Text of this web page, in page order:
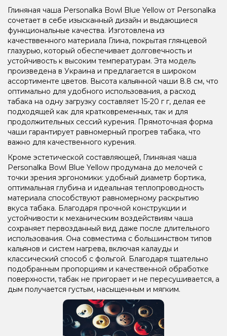
Глиняная чаша Personalka Bowl Blue Yellow от Personalka
сочетает в себе изысканный дизайн и выдающиеся
функциональные качества. Изготовлена из
качестввенного материала Глина, покрытая глянцевой
глазурью, который обеспечивает долговечность и
устойчивость к высоким температурам. Эта модель
произведена в Украина и предлагается в широком
ассортименте цветов. Высота кальянной чаши 8.8 см, что
оптимально для удобного использования, а расход
табака на одну загрузку составляет 15-20 г г, делая ее
подходящей как для кратковременных, так и для
продолжительных сессий курения. Прямоточная форма
чаши гарантирует равномерный прогрев табака, что
важно для качественного курения.
Кроме эстетической составляющей, Глиняная чаша
Personalka Bowl Blue Yellow продумана до мелочей с
точки зрения эргономики: удобный диаметр бортика,
оптимальная глубина и идеальная теплопроводность
материала способствуют равномерному раскрытию
вкуса табака. Благодаря прочной конструкции и
устойчивости к механическим воздействиям чаша
сохраняет первозданный вид даже после длительного
использования. Она совместима с большинством типов
кальянов и систем нагрева, включая калауды и
классический способ с фольгой. Благодаря тщательно
подобранным пропорциям и качественной обработке
поверхности, табак не пригорает и не пересушивается, а
дым получается густым, насыщенным и мягким.